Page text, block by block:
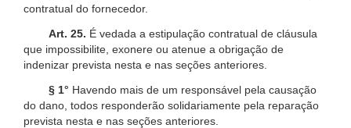
contratual do fornecedor.
Art. 25. É vedada a estipulação contratual de cláusula
que impossibilite, exonere ou atenue a obrigação de
indenizar prevista nesta e nas seções anteriores.
§ 1° Havendo mais de um responsável pela causação
do dano, todos responderão solidariamente pela reparação
prevista nesta e nas seções anteriores.